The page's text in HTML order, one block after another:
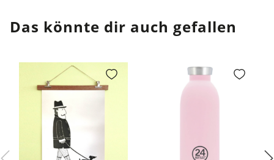
Das könnte dir auch gefallen